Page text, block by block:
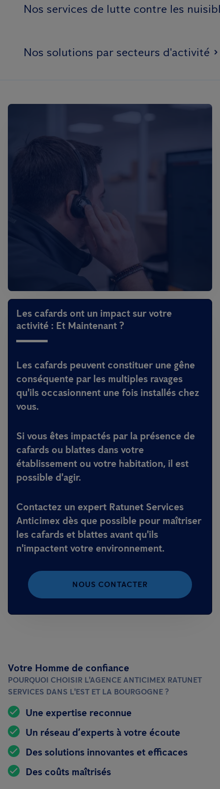
Nos services de lutte contre les
Nos solutions par secteurs d'activité
Les cafards ont un impact sur votre
activité : Et Maintenant ?
Les cafards peuvent constituer une gêne
conséquente par les multiples ravages
qu'ils occasionnent une fois installés chez
vous.
Si vous êtes impactés par la présence de
cafards ou blattes dans votre
établissement ou votre habitation, il est
possible d'agir.
Contactez un expert Ratunet Services
Anticimex dès que possible pour maîtriser
les cafards et blattes avant qu'ils
n'impactent votre environnement.
NOUS CONTACTER
Votre Homme de confiance
POURQUOI CHOISIR L'AGENCE ANTICIMEX RATUNET
SERVICES DANS L'EST ET LA BOURGOGNE ?
Une expertise reconnue
Un réseau d’experts à votre écoute
Des solutions innovantes et efficaces
Des coûts maîtrisés